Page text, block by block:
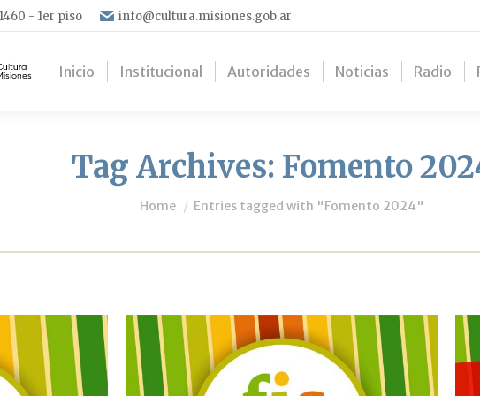
- 1er piso info@cultura.misiones.gob.ar
Inicio Institucional Autoridades Noticias Radio
Tag Archives: Fomento
You are here:
Home Entries tagged with "Fomento 2024"